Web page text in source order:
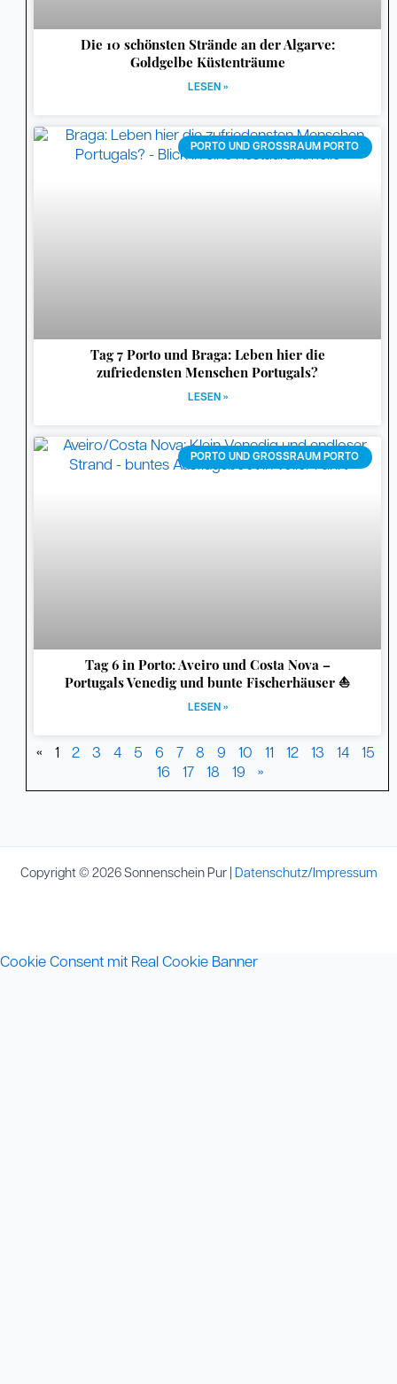
Die 10 schönsten Strände an der Algarve:
Goldgelbe Küstenträume
LESEN »
PORTO UND GROSSRAUM PORTO
Tag 7 Porto und Braga: Leben hier die
zufriedensten Menschen Portugals?
LESEN »
PORTO UND GROSSRAUM PORTO
Tag 6 in Porto: Aveiro und Costa Nova –
Portugals Venedig und bunte Fischerhäuser ⛵
LESEN »
« 1 2 3 4 5 6 7 8 9 10 11 12 13 14
15
16
17 18 19 »
Copyright © 2026 Sonnenschein Pur | Datenschutz/Impressum
Cookie Consent mit Real Cookie Banner